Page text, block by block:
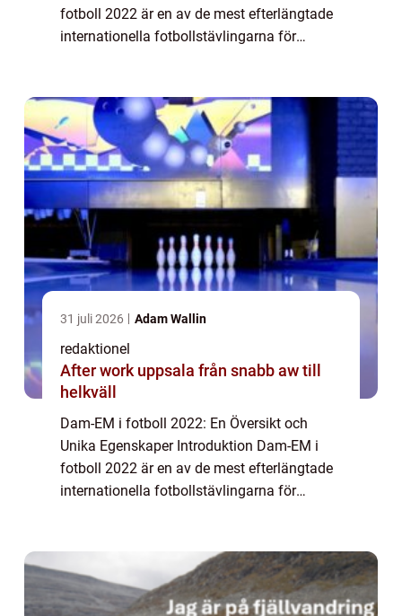
fotboll 2022 är en av de mest efterlängtade
internationella fotbollstävlingarna för
upp s...
31 juli 2026 Adam Wallin
redaktionel
After work uppsala från snabb aw till
helkväll
Dam-EM i fotboll 2022: En Översikt och
Unika Egenskaper Introduktion Dam-EM i
fotboll 2022 är en av de mest efterlängtade
internationella fotbollstävlingarna för